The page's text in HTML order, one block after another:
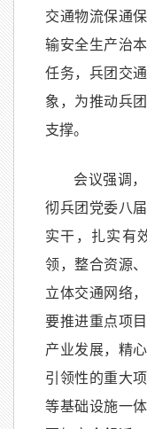
交通物流保通
输安全生产治
任务，兵团交
象，为推动兵
支撑。
会议强调
彻兵团党委八
实干，扎实有
领，整合资源
立体交通网络
要推进重点项
产业发展，精
引领性的重大
等基础设施一